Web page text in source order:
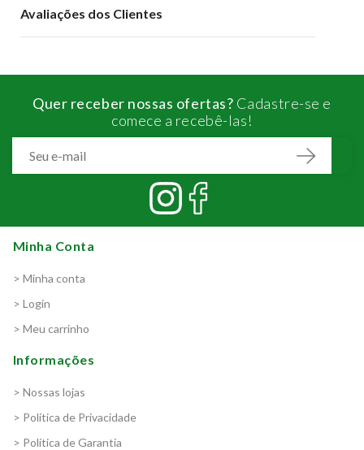
Avaliações dos Clientes
Quer receber nossas ofertas? Cadastre-se e
comece a recebê-las!
Minha Conta
> Minha conta
> Login
> Meu carrinho
Informações
> Nossas lojas
> Política de Privacidade
> Política de Garantia